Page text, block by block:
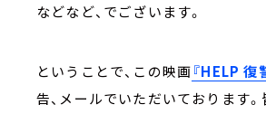
などなど、でございます。
ということで、この映画『HELP 復
告、メールでいただいております